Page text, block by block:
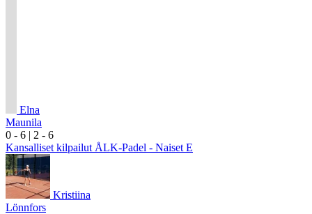
Elna
Maunila
0 - 6 | 2 - 6
Kansalliset kilpailut ÅLK-Padel - Naiset E
Kristiina
Lönnfors